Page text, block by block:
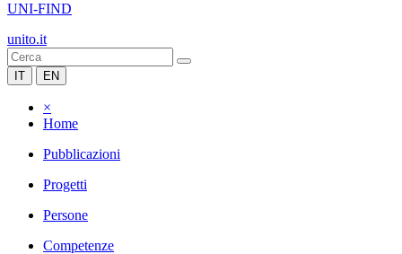
UNI-FIND
unito.it
IT EN
×
Home
Pubblicazioni
Progetti
Persone
Competenze